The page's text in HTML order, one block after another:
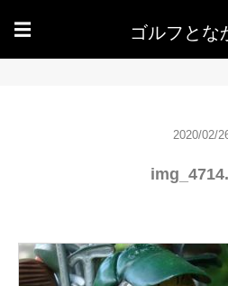
☰ ゴルフとな
2020/02/